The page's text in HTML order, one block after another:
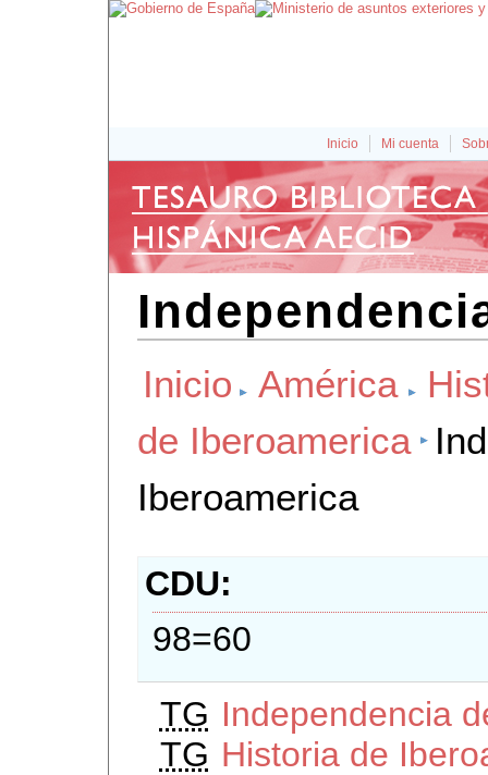
Inicio Mi cuenta
Inicio América
de Iberoamerica
Iberoamerica
CDU
98=60
TG Independencia
TG Historia de